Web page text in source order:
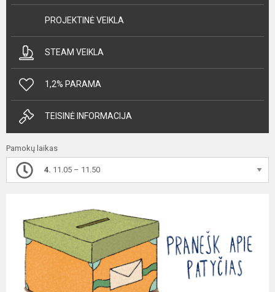
PROJEKTINĖ VEIKLA
STEAM VEIKLA
1,2% PARAMA
TEISINĖ INFORMACIJA
Pamokų laikas
4. 11.05 – 11.50